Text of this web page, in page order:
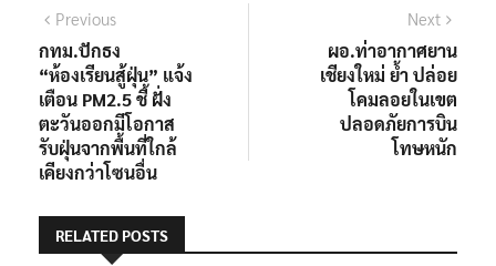
แนะแนว
เรื่อง
PreviousPrevious
post:
กทม.ปักธง
“ห้องเรียนสู้ฝุ่น” แจ้ง
เตือน PM2.5 ชี้ ฝั่ง
ตะวันออกมีโอกาส
รับฝุ่นจากพื้นที่ใกล้
เคียงกว่าโซนอื่น
Next
post:
ผอ.ท่าอากาศยาน
เชียงใหม่ ย้ำ ปล่อย
โคมลอยในเขต
ปลอดภัยการบิน
โทษหนัก
RELATED POSTS